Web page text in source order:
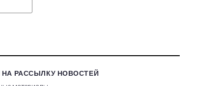
НА РАССЫЛКУ НОВОСТЕЙ